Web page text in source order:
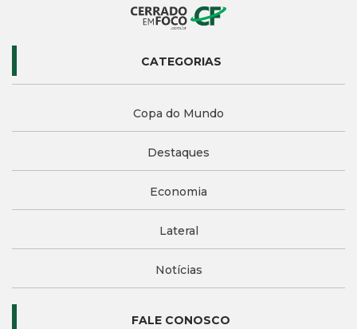
CATEGORIAS
Copa do Mundo
Destaques
Economia
Lateral
Notícias
FALE CONOSCO